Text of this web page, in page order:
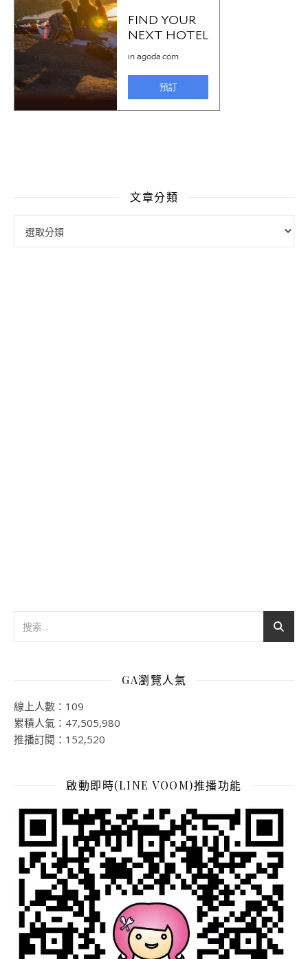
文章分類
GA瀏覽人氣
線上人數：109
累積人氣：47,505,980
推播訂閱：152,520
啟動即時(LINE VOOM)推播功能